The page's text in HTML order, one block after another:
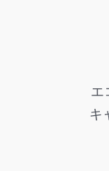
エ
キ